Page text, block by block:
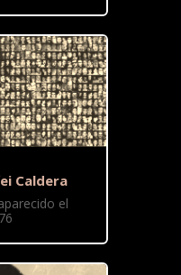
Caldera
el